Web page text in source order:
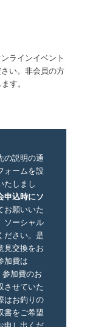
ラインイベント
い。非会員の方
す。
の説明の通
ォームを設
たしまし
申込時にソ
お願いいた
ソーシャル
ださい。是
見交換をお
加費は
加費のお
させていた
はお釣りの
書をご希望